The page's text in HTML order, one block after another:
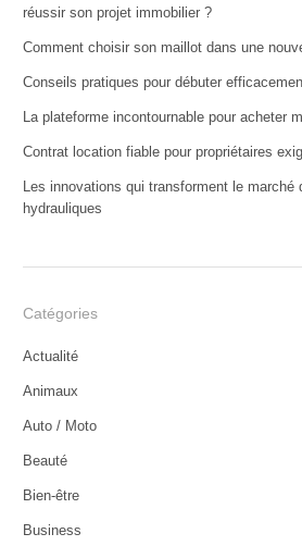
réussir son projet immobilier ?
Comment choisir son maillot dans une
Conseils pratiques pour débuter
La plateforme incontournable pour acheter
Contrat location fiable pour propriétaires
Les innovations qui transforment le marché
hydrauliques
Catégories
Actualité
Animaux
Auto / Moto
Beauté
Bien-être
Business